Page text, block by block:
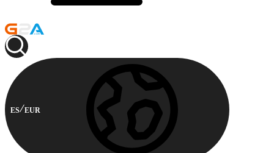
ES EUR